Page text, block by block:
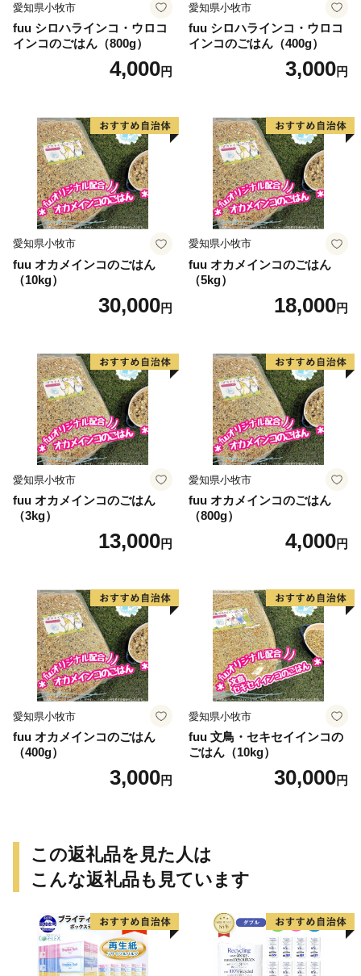
愛知県小牧市
fuu シロハラインコ・ウロコ
インコのごはん（800g）
4,000円
愛知県小牧市
fuu シロハラインコ・ウロコ
インコのごはん（400g）
3,000円
愛知県小牧市
fuu オカメインコのごはん
（10kg）
30,000円
愛知県小牧市
fuu オカメインコのごはん
（5kg）
18,000円
愛知県小牧市
fuu オカメインコのごはん
（3kg）
13,000円
愛知県小牧市
fuu オカメインコのごはん
（800g）
4,000円
愛知県小牧市
fuu オカメインコのごはん
（400g）
3,000円
愛知県小牧市
fuu 文鳥・セキセイインコの
ごはん（10kg）
30,000円
この返礼品を見た人は
こんな返礼品も見ています